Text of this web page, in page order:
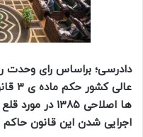
ها اصلاحی
اجرایی شدن این قانون